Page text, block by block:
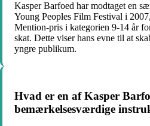
Kasper Barfoed har modtaget en
Young Peoples Film Festival i
Mention-pris i kategorien 9-14 år
skat. Dette viser hans evne til at
yngre publikum.
Hvad er en af ​​Kasper
bemærkelsesværdige